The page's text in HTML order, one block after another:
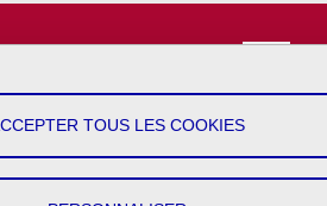
YouTube
LinkedInTOUS LES COOKIES